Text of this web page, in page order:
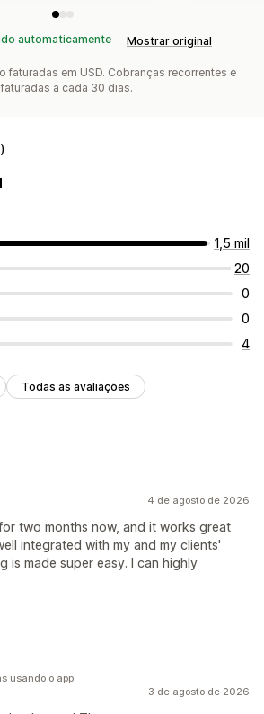
automaticamente Mostrar original
faturadas em USD. Cobranças recorrentes e
a cada 30 dias.
1,5 mil
20
0
0
4
Todas as avaliações
4 de agosto de 2026
for two months now, and it works great
integrated with my and my clients'
is made super easy. I can highly
3 de agosto de 2026
usando o app